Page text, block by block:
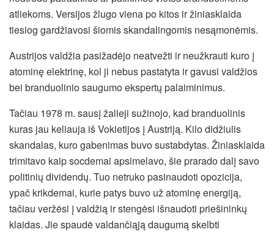
atliekoms. Versijos žlugo viena po kitos ir žiniasklaida
tiesiog gardžiavosi šiomis skandalingomis nesąmonėmis.
Austrijos valdžia pasižadėjo neatvežti ir neužkrauti kuro į
atominę elektrinę, kol ji nebus pastatyta ir gavusi valdžios
bei branduolinio saugumo ekspertų palaiminimus.
Tačiau 1978 m. sausį žalieji sužinojo, kad branduolinis
kuras jau keliauja iš Vokietijos į Austriją. Kilo didžiulis
skandalas, kuro gabenimas buvo sustabdytas. Žiniasklaida
trimitavo kaip socdemai apsimelavo, šie prarado dalį savo
politinių dividendų. Tuo netruko pasinaudoti opozicija,
ypač krikdemai, kurie patys buvo už atominę energiją,
tačiau veržėsi į valdžią ir stengėsi išnaudoti priešininkų
klaidas. Jie spaudė valdančiąją daugumą skelbti